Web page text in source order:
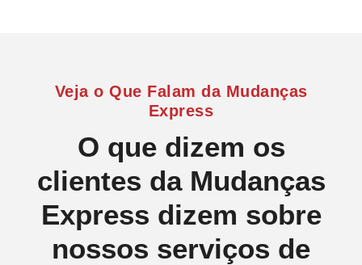
Veja o Que Falam da Mudanças
Express
O que dizem os
clientes da Mudanças
Express dizem sobre
nossos serviços de